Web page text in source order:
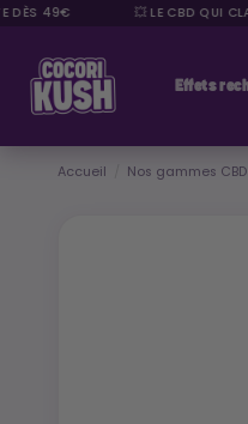
49€ 💥 LE CBD QUI CLAQUE
Effets
Accueil Nos gammes CBD